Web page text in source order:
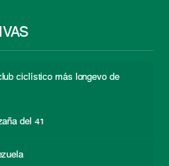
ciclístico más longevo de
del 41